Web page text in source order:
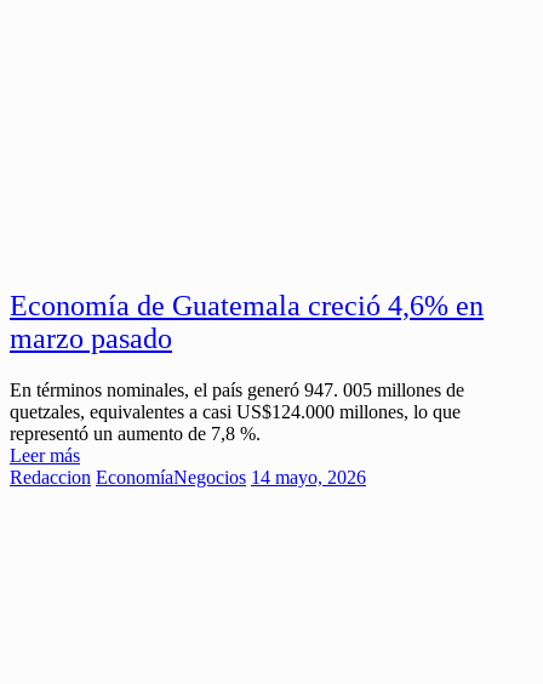
Economía de Guatemala creció 4,6% en
marzo pasado
En términos nominales, el país generó 947. 005 millones de
quetzales, equivalentes a casi US$124.000 millones, lo que
representó un aumento de 7,8 %.
Leer más
Redaccion EconomíaNegocios 14 mayo, 2026